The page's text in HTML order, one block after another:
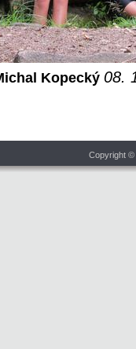
Kopecký 08.
Copyright